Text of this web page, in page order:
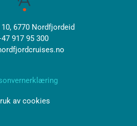
10, 6770 Nordfjordeid
917 95 300
av cookies